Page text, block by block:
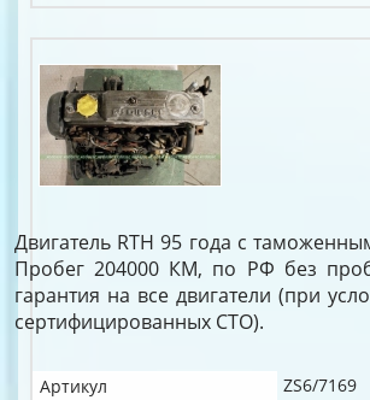
Двигатель RTH 95 года с
Пробег 204000 КМ, по РФ без
гарантия на все двигатели (при
сертифицированных СТО).
Артикул
ZS6/7169